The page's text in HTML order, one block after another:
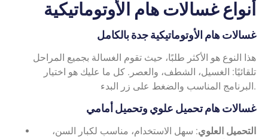
أنواع غسالات هام الأوتوماتيكية
غسالات هام الأوتوماتيكية جدة بالكامل
هذا النوع هو الأكثر طلبًا، حيث تقوم الغسالة بجميع المراحل
تلقائيًا: الغسيل، الشطف، والعصر. كل ما عليك هو اختيار
البرنامج المناسب والضغط على زر البدء.
غسالات هام تحميل علوي وتحميل أمامي
التحميل العلوي: سهل الاستخدام، مناسب لكبار السن،